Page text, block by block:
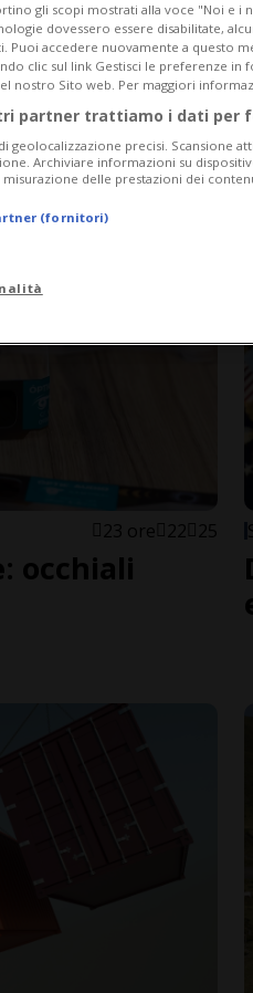
19 ore 20 42
rosso
23 ore 22 25
occhiali
gli scopi mostrati alla voce "Noi e i
dovessero essere disabilitate,
Puoi accedere nuovamente a questo
clic sul link Gestisci le preferenze in
nostro Sito web. Per maggiori
partner trattiamo i dati per
geolocalizzazione precisi. Scansione
Archiviare informazioni su
misurazione delle prestazioni dei
(fornitori)